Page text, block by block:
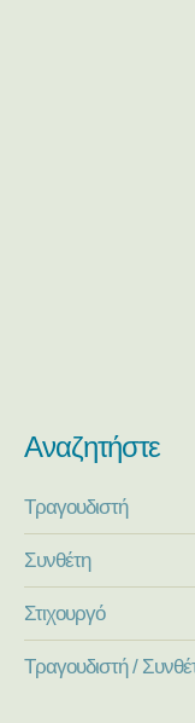
Αναζητήστε
Τραγουδιστή
Συνθέτη
Στιχουργό
Τραγουδιστή /